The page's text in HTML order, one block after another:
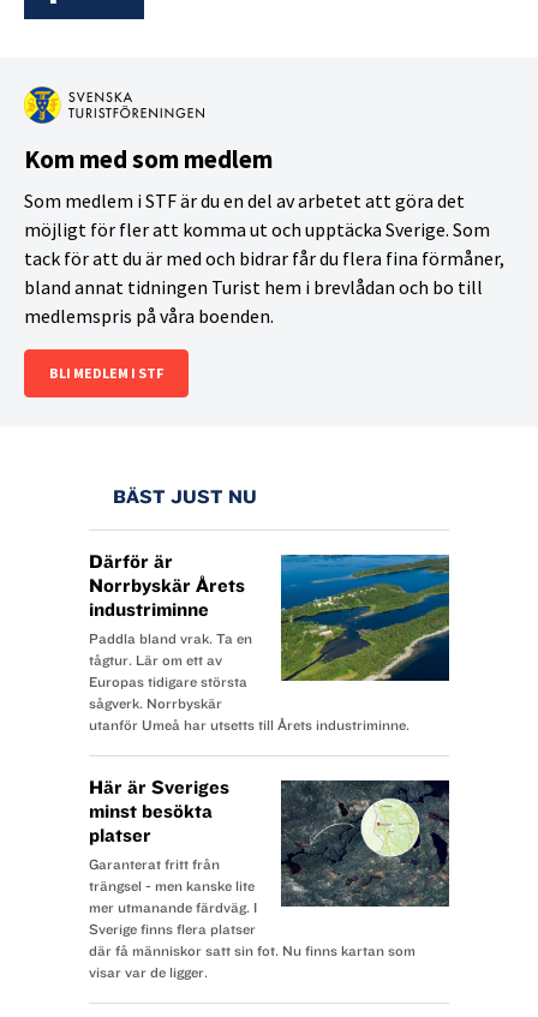
musikdramatiskascenversionen
ÖSTFRONTEN
Premiär 27 september.
Turné i Umeå och Sundsvall.
RÄTTEGÅNGSDRAMA
I VÄSTMANLAND
l Året är 1759 på landsbygden i östra England.
Sally Poppy står
anklagad för mord på en liten flicka och har erkänt
brottet.
Hon hävdar att hon inte kan hängas på grund av
domstolen
tillsatt en jury bestående av 12 husmödrar för att
avgöra frågan
– talar Sally sanning, bär hon på ett foster och ska
hennes liv
därför skonas? Kvinnorna sitter nu inlåsta
tillsammans med den
anklagade i ett rum, som ingen får lämna förrän de
Kom med som medlem
Som medlem i STF är du en del av arbetet att göra det
möjligt för fler att komma ut och upptäcka Sverige. Som
tack för att du är med och bidrar får du flera fina förmåner,
bland annat tidningen Turist hem i brevlådan och bo till
medlemspris på våra boenden.
BLI MEDLEM I STF
BÄST JUST NU
Därför är
Norrbyskär Årets
industriminne
Paddla bland vrak. Ta en
tågtur. Lär om ett av
Europas tidigare största
sågverk. Norrbyskär
utanför Umeå har utsetts till Årets industriminne.
Här är Sveriges
minst besökta
platser
Garanterat fritt från
trängsel - men kanske lite
mer utmanande färdväg. I
Sverige finns flera platser
där få människor satt sin fot. Nu finns kartan som
visar var de ligger.